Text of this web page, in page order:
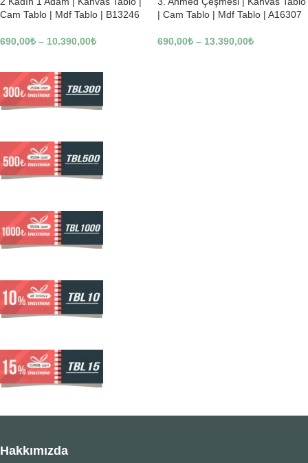
Cam Tablo | Mdf Tablo | B13246
690,00₺ – 10.390,00₺
| Cam Tablo | Mdf Tablo | A16307
690,00₺ – 13.390,00₺
Hakkımızda